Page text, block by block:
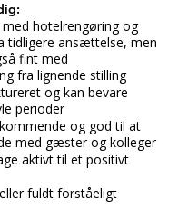
hotelrengøring og
tidligere ansættelse, men
fint med
fra lignende stilling
og kan bevare
perioder
og god til at
med gæster og kolleger
aktivt til et positivt
fuldt forståeligt